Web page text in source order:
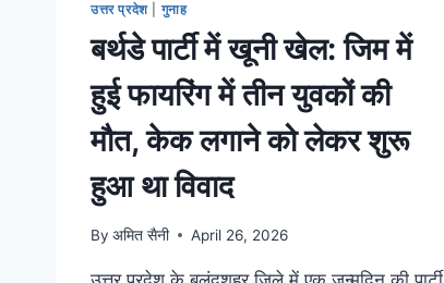
उत्तर प्रदेश| गुनाह
बर्थडे पार्टी में खूनी खेल: जिम में
हुई फायरिंग में तीन युवकों की
मौत, केक लगाने को लेकर शुरू
हुआ था विवाद
By अमित सैनी April 26, 2026